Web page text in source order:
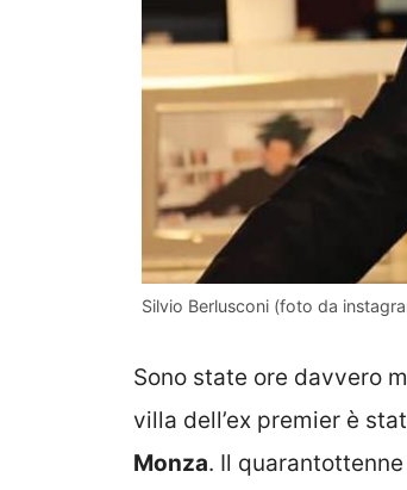
Silvio Berlusconi (foto da
Sono state ore davvero
villa dell’ex premier è
Monza. Il